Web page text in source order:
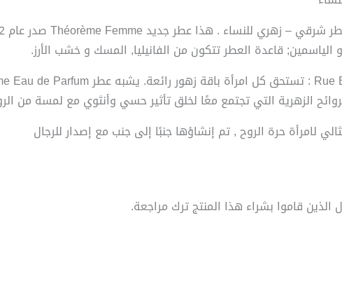
قاعدة العطر تتكون من الفانيليا, المسك و خشب الأرز.
الزهرية التي تجتمع معًا لخلق تأثير حسي وأنثوي مع لمسة من
لامرأة حرة الروح ,تم إنشاؤها جنبًا إلى جنب مع إصدار للرجال
قاموا بشراء هذا المنتج ترك مراجعة.